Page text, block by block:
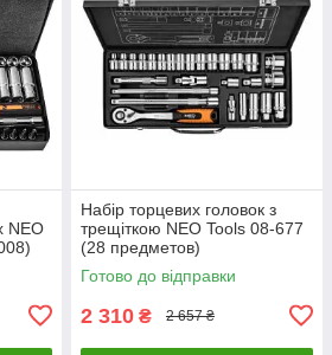
NEO
Набір торцевих головок з
трещіткою NEO Tools 08-677
(28 предметов)
Готово до відправки
2 310 ₴ 2 657 ₴